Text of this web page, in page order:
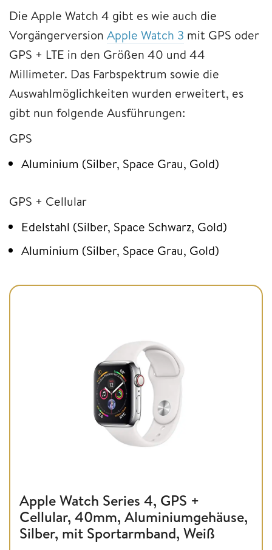
Die Apple Watch 4 gibt es wie auch die
Vorgängerversion Apple Watch 3 mit GPS oder
GPS + LTE in den Größen 40 und 44
Millimeter. Das Farbspektrum sowie die
Auswahlmöglichkeiten wurden erweitert, es
gibt nun folgende Ausführungen:
GPS
Aluminium (Silber, Space Grau, Gold)
GPS + Cellular
Edelstahl (Silber, Space Schwarz, Gold)
Aluminium (Silber, Space Grau, Gold)
Apple Watch Series 4, GPS +
Cellular, 40mm, Aluminiumgehäuse,
Silber, mit Sportarmband, Weiß